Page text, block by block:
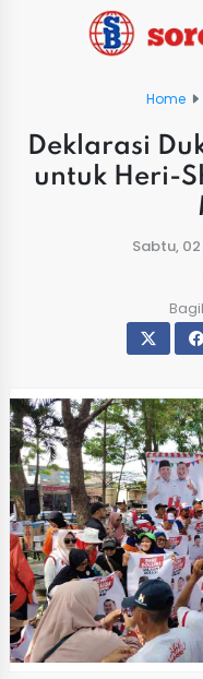
Home
Deklarasi
untuk Heri-
Sabtu,